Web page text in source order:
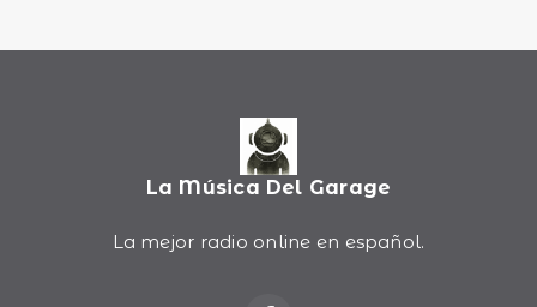
La Música Del Garage
La mejor radio online en español.